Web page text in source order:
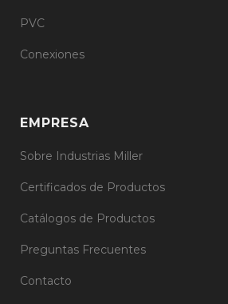
PVC
Conexiones
EMPRESA
Sobre Industrias Miller
Certificados de Productos
Catálogos de Productos
Preguntas Frecuentes
Contacto